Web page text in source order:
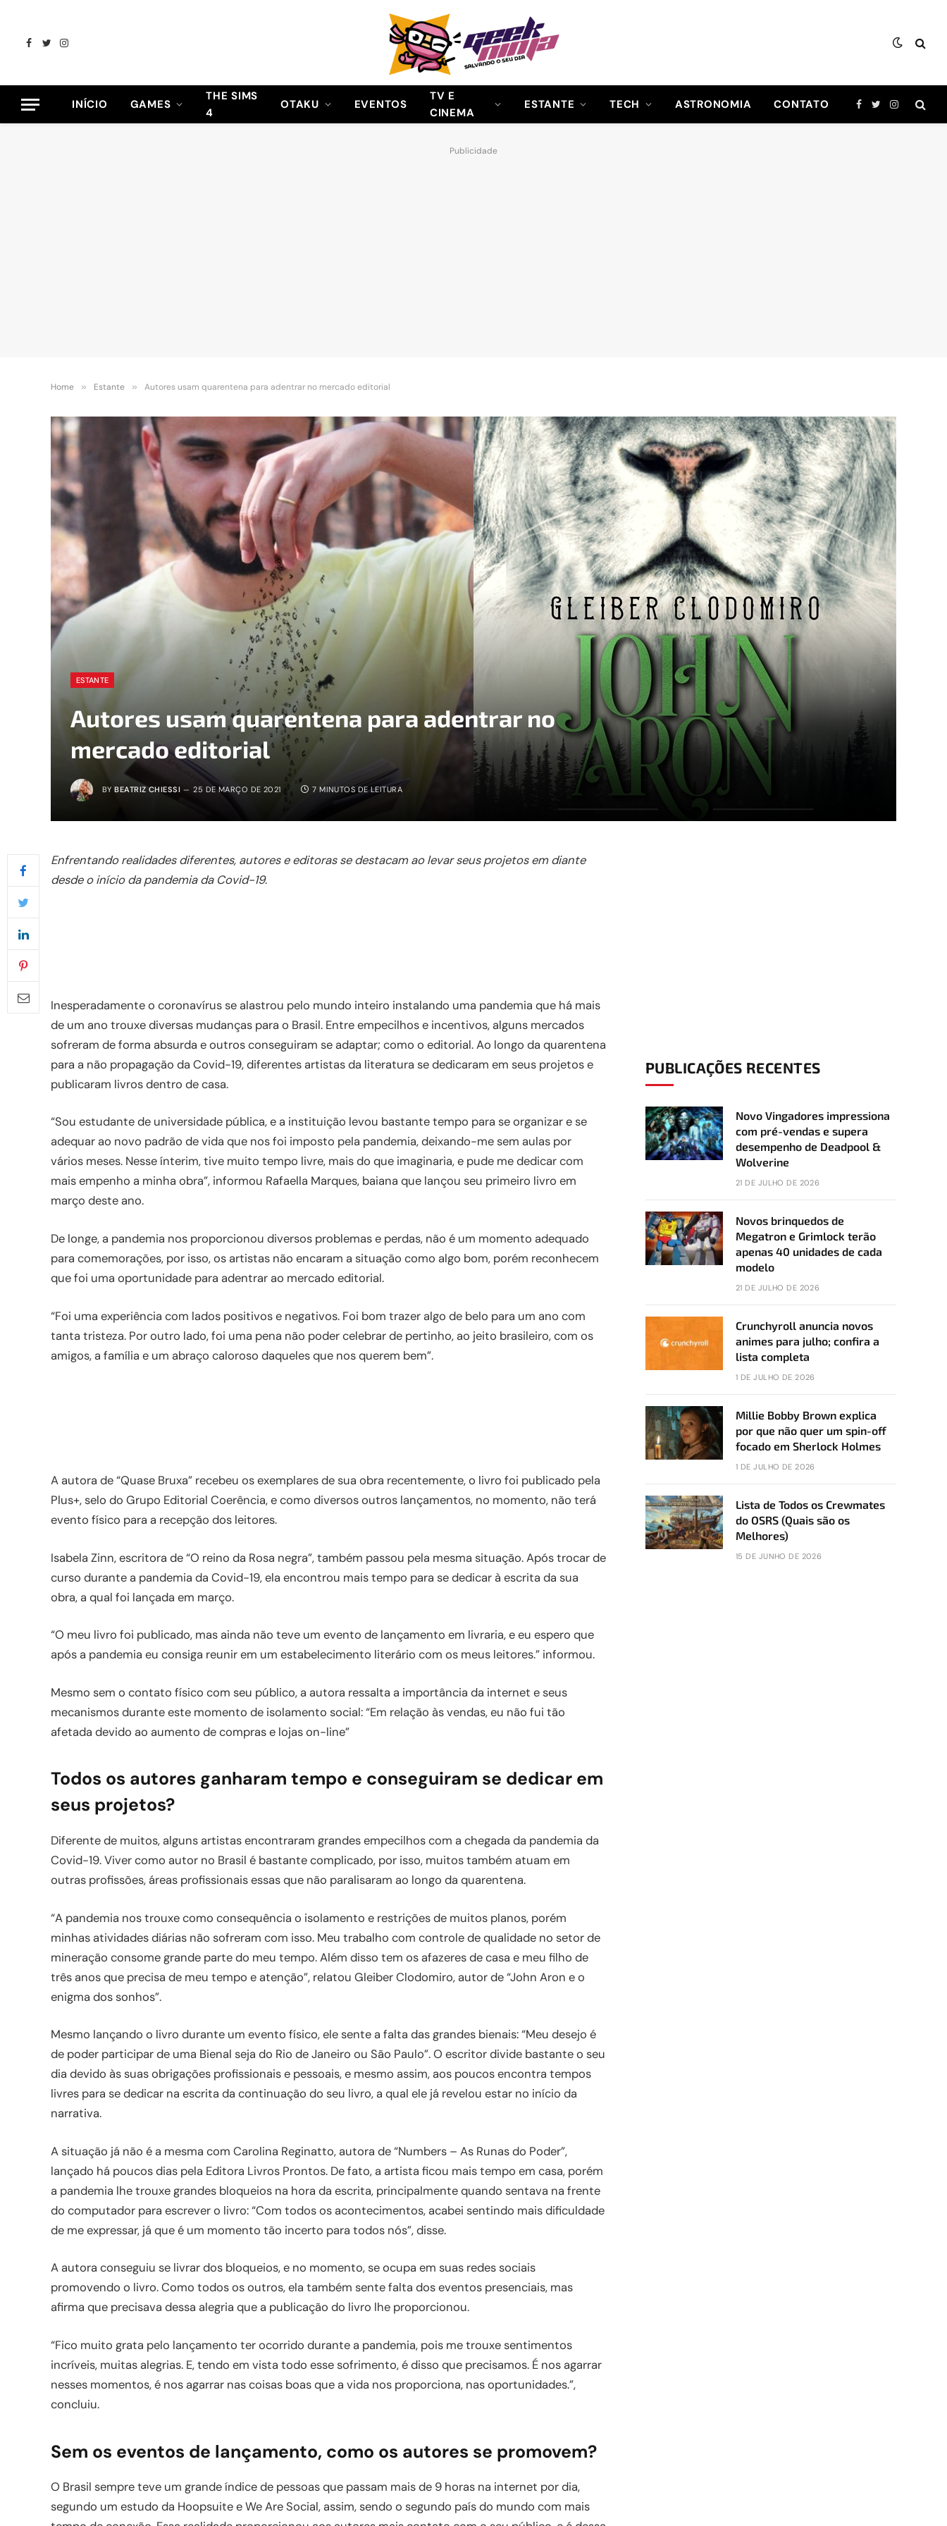
Facebook
TwitterInstagram
INÍCIO GAMES
THE SIMS
4
OTAKU EVENTOS
TV E
CINEMA
ESTANTE TECH ASTRONOMIA CONTATO Facebook
TwitterInstagram
Publicidade
Home » Estante » Autores usam quarentena para adentrar no mercado editorial
ESTANTE
Autores usam quarentena para adentrar no
mercado editorial
BY BEATRIZ CHIESSI 25 DE MARÇO DE 2021 7 MINUTOS DE LEITURA
Enfrentando realidades diferentes, autores e editoras se destacam ao levar seus projetos em diante
desde o início da pandemia da Covid-19.
Inesperadamente o coronavírus se alastrou pelo mundo inteiro instalando uma pandemia que há mais
de um ano trouxe diversas mudanças para o Brasil. Entre empecilhos e incentivos, alguns mercados
sofreram de forma absurda e outros conseguiram se adaptar; como o editorial. Ao longo da quarentena
para a não propagação da Covid-19, diferentes artistas da literatura se dedicaram em seus projetos e
publicaram livros dentro de casa.
“Sou estudante de universidade pública, e a instituição levou bastante tempo para se organizar e se
adequar ao novo padrão de vida que nos foi imposto pela pandemia, deixando-me sem aulas por
vários meses. Nesse ínterim, tive muito tempo livre, mais do que imaginaria, e pude me dedicar com
mais empenho a minha obra”, informou Rafaella Marques, baiana que lançou seu primeiro livro em
março deste ano.
De longe, a pandemia nos proporcionou diversos problemas e perdas, não é um momento adequado
para comemorações, por isso, os artistas não encaram a situação como algo bom, porém reconhecem
que foi uma oportunidade para adentrar ao mercado editorial.
“Foi uma experiência com lados positivos e negativos. Foi bom trazer algo de belo para um ano com
tanta tristeza. Por outro lado, foi uma pena não poder celebrar de pertinho, ao jeito brasileiro, com os
amigos, a família e um abraço caloroso daqueles que nos querem bem”.
A autora de “Quase Bruxa” recebeu os exemplares de sua obra recentemente, o livro foi publicado pela
Plus+, selo do Grupo Editorial Coerência, e como diversos outros lançamentos, no momento, não terá
evento físico para a recepção dos leitores.
Isabela Zinn, escritora de “O reino da Rosa negra”, também passou pela mesma situação. Após trocar de
curso durante a pandemia da Covid-19, ela encontrou mais tempo para se dedicar à escrita da sua
obra, a qual foi lançada em março.
“O meu livro foi publicado, mas ainda não teve um evento de lançamento em livraria, e eu espero que
após a pandemia eu consiga reunir em um estabelecimento literário com os meus leitores.” informou.
Mesmo sem o contato físico com seu público, a autora ressalta a importância da internet e seus
mecanismos durante este momento de isolamento social: “Em relação às vendas, eu não fui tão
afetada devido ao aumento de compras e lojas on-line”
Todos os autores ganharam tempo e conseguiram se dedicar em
seus projetos?
Diferente de muitos, alguns artistas encontraram grandes empecilhos com a chegada da pandemia da
Covid-19. Viver como autor no Brasil é bastante complicado, por isso, muitos também atuam em
outras profissões, áreas profissionais essas que não paralisaram ao longo da quarentena.
“A pandemia nos trouxe como consequência o isolamento e restrições de muitos planos, porém
minhas atividades diárias não sofreram com isso. Meu trabalho com controle de qualidade no setor de
mineração consome grande parte do meu tempo. Além disso tem os afazeres de casa e meu filho de
três anos que precisa de meu tempo e atenção”, relatou Gleiber Clodomiro, autor de “John Aron e o
enigma dos sonhos”.
Mesmo lançando o livro durante um evento físico, ele sente a falta das grandes bienais: “Meu desejo é
de poder participar de uma Bienal seja do Rio de Janeiro ou São Paulo”. O escritor divide bastante o seu
dia devido às suas obrigações profissionais e pessoais, e mesmo assim, aos poucos encontra tempos
livres para se dedicar na escrita da continuação do seu livro, a qual ele já revelou estar no início da
narrativa.
A situação já não é a mesma com Carolina Reginatto, autora de “Numbers – As Runas do Poder”,
lançado há poucos dias pela Editora Livros Prontos. De fato, a artista ficou mais tempo em casa, porém
a pandemia lhe trouxe grandes bloqueios na hora da escrita, principalmente quando sentava na frente
do computador para escrever o livro: “Com todos os acontecimentos, acabei sentindo mais dificuldade
de me expressar, já que é um momento tão incerto para todos nós”, disse.
A autora conseguiu se livrar dos bloqueios, e no momento, se ocupa em suas redes sociais
promovendo o livro. Como todos os outros, ela também sente falta dos eventos presenciais, mas
afirma que precisava dessa alegria que a publicação do livro lhe proporcionou.
“Fico muito grata pelo lançamento ter ocorrido durante a pandemia, pois me trouxe sentimentos
incríveis, muitas alegrias. E, tendo em vista todo esse sofrimento, é disso que precisamos. É nos agarrar
nesses momentos, é nos agarrar nas coisas boas que a vida nos proporciona, nas oportunidades.”,
concluiu.
Sem os eventos de lançamento, como os autores se promovem?
O Brasil sempre teve um grande índice de pessoas que passam mais de 9 horas na internet por dia,
segundo um estudo da Hoopsuite e We Are Social, assim, sendo o segundo país do mundo com mais
PUBLICAÇÕES RECENTES
Novo Vingadores impressiona
com pré-vendas e supera
desempenho de Deadpool &
Wolverine
21 DE JULHO DE 2026
Novos brinquedos de
Megatron e Grimlock terão
apenas 40 unidades de cada
modelo
21 DE JULHO DE 2026
Crunchyroll anuncia novos
animes para julho; confira a
lista completa
1 DE JULHO DE 2026
Millie Bobby Brown explica
por que não quer um spin-off
focado em Sherlock Holmes
1 DE JULHO DE 2026
Lista de Todos os Crewmates
do OSRS (Quais são os
Melhores)
15 DE JUNHO DE 2026